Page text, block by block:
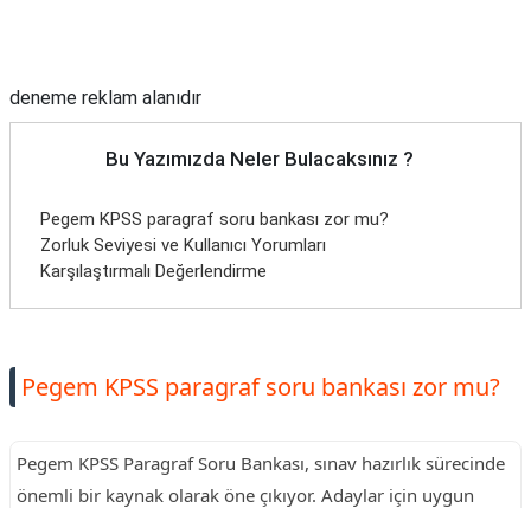
deneme reklam alanıdır
Bu Yazımızda Neler Bulacaksınız ?
Pegem KPSS paragraf soru bankası zor mu?
Zorluk Seviyesi ve Kullanıcı Yorumları
Karşılaştırmalı Değerlendirme
Pegem KPSS paragraf soru bankası zor mu?
Pegem KPSS Paragraf Soru Bankası, sınav hazırlık sürecinde
önemli bir kaynak olarak öne çıkıyor. Adaylar için uygun